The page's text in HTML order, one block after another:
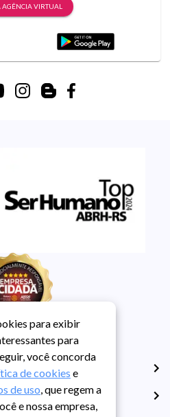
AGÊNCIA VIRTUAL
para exibir
para
você concorda
de cookies e
de uso, que regem a
e nossa empresa,